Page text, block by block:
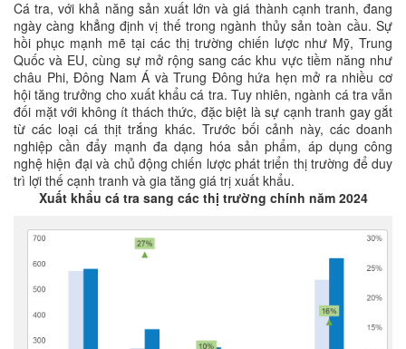
Cá tra, với khả năng sản xuất lớn và giá thành cạnh tranh, đang
ngày càng khẳng định vị thế trong ngành thủy sản toàn cầu. Sự
hồi phục mạnh mẽ tại các thị trường chiến lược như Mỹ, Trung
Quốc và EU, cùng sự mở rộng sang các khu vực tiềm năng như
châu Phi, Đông Nam Á và Trung Đông hứa hẹn mở ra nhiều cơ
hội tăng trưởng cho xuất khẩu cá tra. Tuy nhiên, ngành cá tra vẫn
đối mặt với không ít thách thức, đặc biệt là sự cạnh tranh gay gắt
từ các loại cá thịt trắng khác. Trước bối cảnh này, các doanh
nghiệp cần đẩy mạnh đa dạng hóa sản phẩm, áp dụng công
nghệ hiện đại và chủ động chiến lược phát triển thị trường để duy
trì lợi thế cạnh tranh và gia tăng giá trị xuất khẩu.
Xuất khẩu cá tra sang các thị trường chính năm 2024